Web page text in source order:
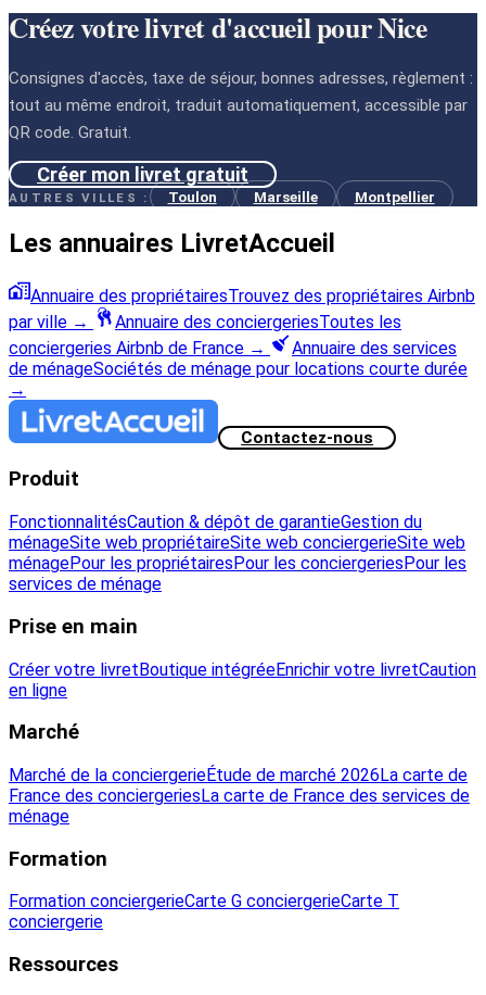
Créez votre livret d'accueil pour Nice
Consignes d'accès, taxe de séjour, bonnes adresses, règlement :
tout au même endroit, traduit automatiquement, accessible par
QR code. Gratuit.
Créer mon livret gratuit
AUTRES VILLES : Toulon Marseille Montpellier
Les annuaires LivretAccueil
Annuaire des propriétairesTrouvez des propriétaires Airbnb
par ville → Annuaire des conciergeriesToutes les
conciergeries Airbnb de France →
Annuaire des services
de ménageSociétés de ménage pour locations courte durée
→
Contactez-nous
Produit
FonctionnalitésCaution & dépôt de garantieGestion du
ménageSite web propriétaireSite web conciergerieSite web
ménagePour les propriétaires Pour les conciergeries Pour les
services de ménage
Prise en main
Créer votre livretBoutique intégréeEnrichir votre livretCaution
en ligne
Marché
Marché de la conciergerieÉtude de marché 2026La carte de
France des conciergeriesLa carte de France des services de
ménage
Formation
Formation conciergerieCarte G conciergerieCarte T
conciergerie
Ressources